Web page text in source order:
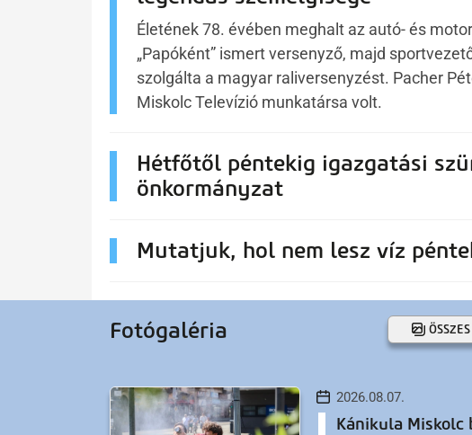
Életének 78. évében meghalt az autó- és
„Papóként” ismert versenyző, majd
szolgálta a magyar raliversenyzést. Pacher
Miskolc Televízió munkatársa volt.
Hétfőtől péntekig igazgatási
önkormányzat
Mutatjuk, hol nem lesz víz
Fotógaléria
2026.08.07.
Kánikula Miskolc